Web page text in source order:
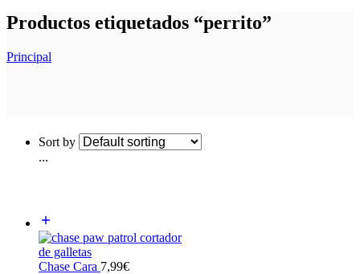
Productos etiquetados “perrito”
Principal
Sort by
...
Chase Cara 7,99€